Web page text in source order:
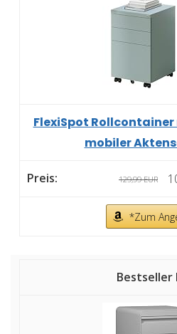
FlexiSpot
mobiler
129,99 EUR
*Zum